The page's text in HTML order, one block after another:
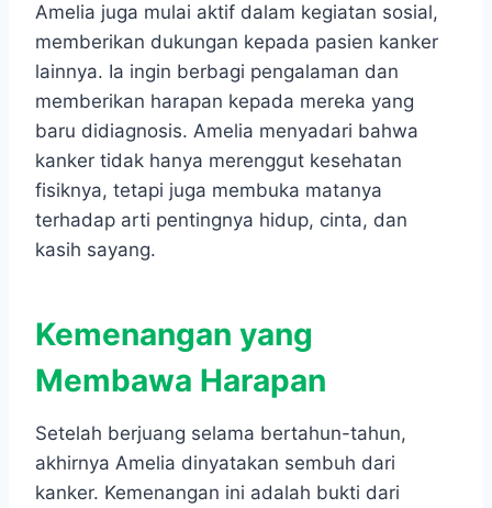
Amelia juga mulai aktif dalam kegiatan sosial,
memberikan dukungan kepada pasien kanker
lainnya. Ia ingin berbagi pengalaman dan
memberikan harapan kepada mereka yang
baru didiagnosis. Amelia menyadari bahwa
kanker tidak hanya merenggut kesehatan
fisiknya, tetapi juga membuka matanya
terhadap arti pentingnya hidup, cinta, dan
kasih sayang.
Kemenangan yang
Membawa Harapan
Setelah berjuang selama bertahun-tahun,
akhirnya Amelia dinyatakan sembuh dari
kanker. Kemenangan ini adalah bukti dari